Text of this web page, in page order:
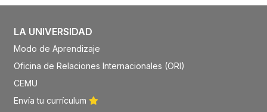
LA UNIVERSIDAD
Modo de Aprendizaje
Oficina de Relaciones Internacionales (ORI)
CEMU
Envía tu currículum